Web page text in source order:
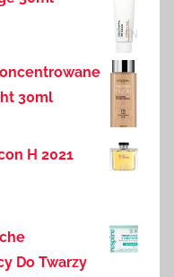
30ml
H 2021
Do Twarzy